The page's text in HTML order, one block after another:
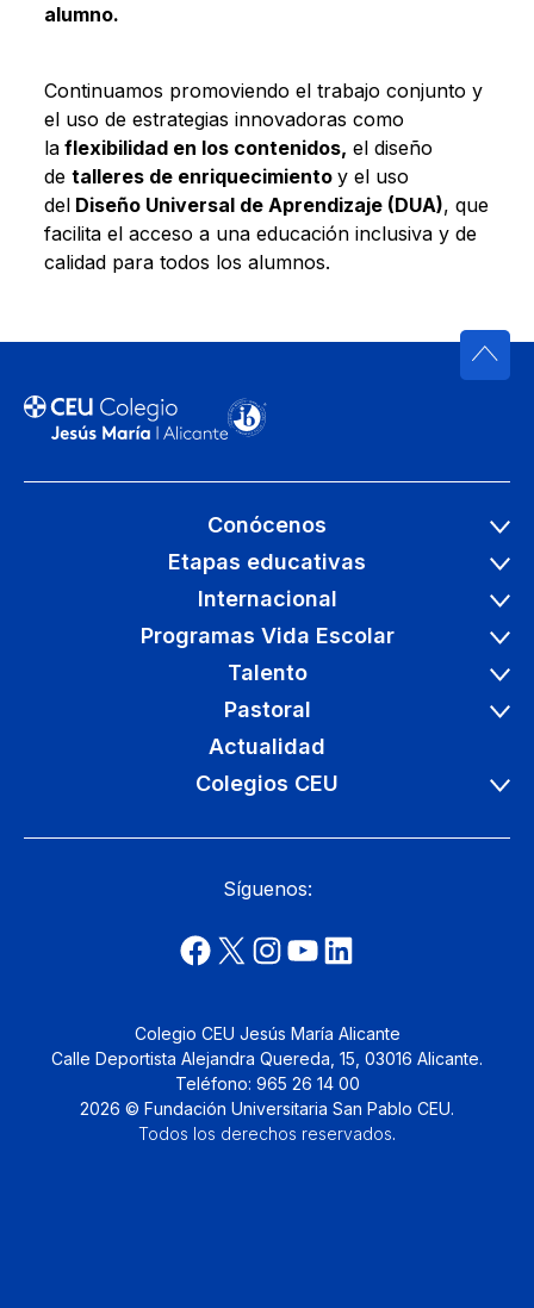
alumno.
Continuamos promoviendo el trabajo conjunto y
el uso de estrategias innovadoras como
laflexibilidad en los contenidos, el diseño
de talleres de enriquecimiento y el uso
delDiseño Universal de Aprendizaje (DUA), que
facilita el acceso a una educación inclusiva y de
calidad para todos los alumnos.
Conócenos
Etapas educativas
Internacional
Programas Vida Escolar
Talento
Pastoral
Actualidad
Colegios CEU
Síguenos:
Colegio CEU Jesús María Alicante
Calle Deportista Alejandra Quereda, 15, 03016 Alicante.
Teléfono: 965 26 14 00
2026 © Fundación Universitaria San Pablo CEU.
Todos los derechos reservados.